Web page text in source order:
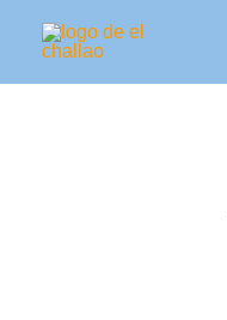
contenido